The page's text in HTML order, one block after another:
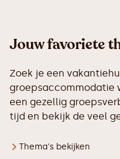
Jouw favoriete
Zoek je een
groepsaccommodatie
een gezellig
tijd en bekijk de veel
Thema's bekijken